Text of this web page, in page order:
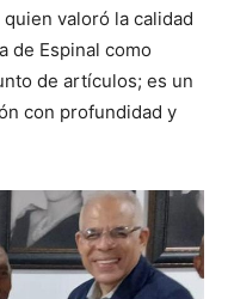
valoró la calidad
de Espinal como
de artículos; es un
con profundidad y